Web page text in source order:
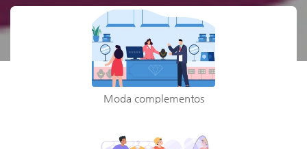
Moda complementos